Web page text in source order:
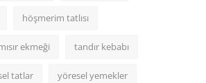
höşmerim tatlısı
ekmeği tandır kebabı
tatlar yöresel yemekler